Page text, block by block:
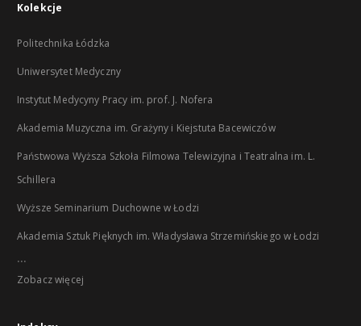
Kolekcje
Politechnika Łódzka
Uniwersytet Medyczny
Instytut Medycyny Pracy im. prof. J. Nofera
Akademia Muzyczna im. Grażyny i Kiejstuta Bacewiczów
Państwowa Wyższa Szkoła Filmowa Telewizyjna i Teatralna im. L.
Schillera
Wyższe Seminarium Duchowne w Łodzi
Akademia Sztuk Pięknych im. Władysława Strzemińskiego w Łodzi
...
Zobacz więcej